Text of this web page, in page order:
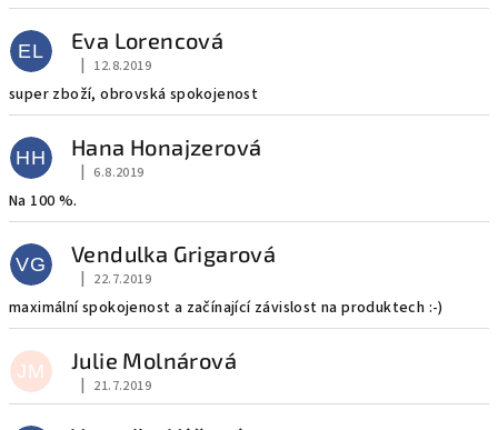
EL Eva Lorencová
Hodnocení obchodu je 5 z 5 hvězdiček.
12.8.2019
super zboží, obrovská spokojenost
HH Hana Honajzerová
Hodnocení obchodu je 5 z 5 hvězdiček.
6.8.2019
Na 100 %.
VG Vendulka Grigarová
Hodnocení obchodu je 5 z 5 hvězdiček.
22.7.2019
maximální spokojenost a začínající závislost na produktech :-)
JM Julie Molnárová
Hodnocení obchodu je 5 z 5 hvězdiček.
21.7.2019